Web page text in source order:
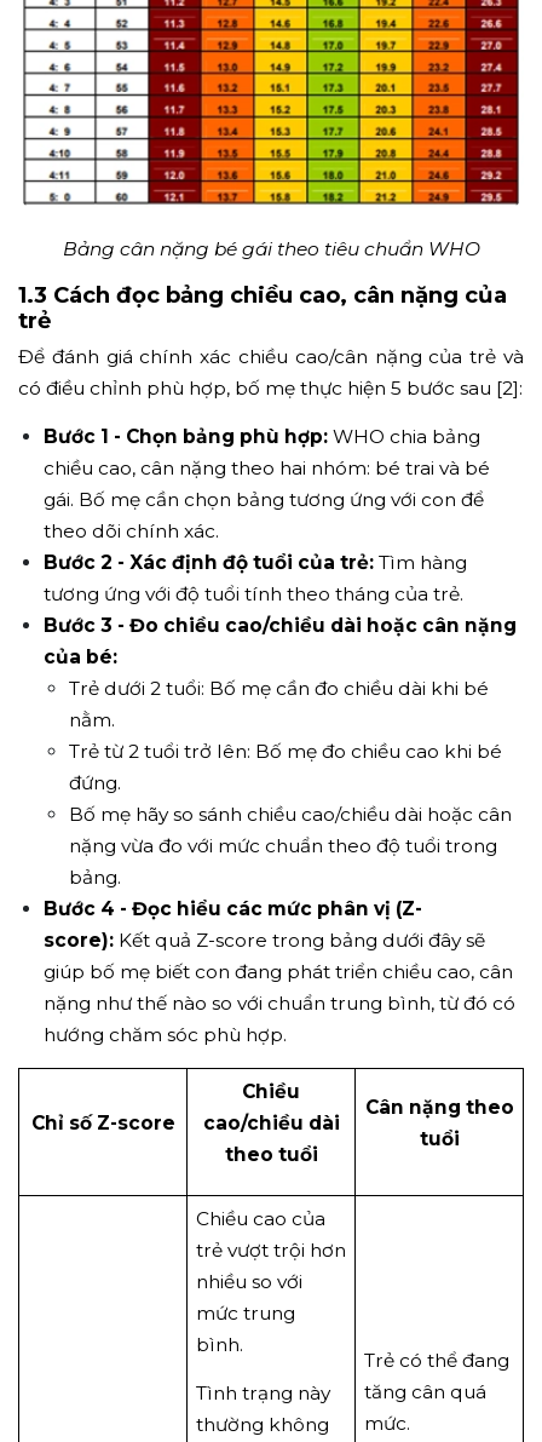
Bảng cân nặng bé gái theo tiêu chuẩn WHO
1.3 Cách đọc bảng chiều cao, cân nặng của
trẻ
Để đánh giá chính xác chiều cao/cân nặng của trẻ và
có điều chỉnh phù hợp, bố mẹ thực hiện 5 bước sau [2]:
Bước 1 - Chọn bảng phù hợp: WHO chia bảng
chiều cao, cân nặng theo hai nhóm: bé trai và bé
gái. Bố mẹ cần chọn bảng tương ứng với con để
theo dõi chính xác.
Bước 2 - Xác định độ tuổi của trẻ: Tìm hàng
tương ứng với độ tuổi tính theo tháng của trẻ.
Bước 3 - Đo chiều cao/chiều dài hoặc cân nặng
của bé:
Trẻ dưới 2 tuổi: Bố mẹ cần đo chiều dài khi bé
nằm.
Trẻ từ 2 tuổi trở lên: Bố mẹ đo chiều cao khi bé
đứng.
Bố mẹ hãy so sánh chiều cao/chiều dài hoặc cân
nặng vừa đo với mức chuẩn theo độ tuổi trong
bảng.
Bước 4 - Đọc hiểu các mức phân vị (Z-
score): Kết quả Z-score trong bảng dưới đây sẽ
giúp bố mẹ biết con đang phát triển chiều cao, cân
nặng như thế nào so với chuẩn trung bình, từ đó có
hướng chăm sóc phù hợp.
Chỉ số Z-score
Chiều
cao/chiều dài
theo tuổi
Cân nặng theo
tuổi
Chiều cao của
trẻ vượt trội hơn
nhiều so với
mức trung
bình.
Tình trạng này
thường không
Trẻ có thể đang
tăng cân quá
mức.